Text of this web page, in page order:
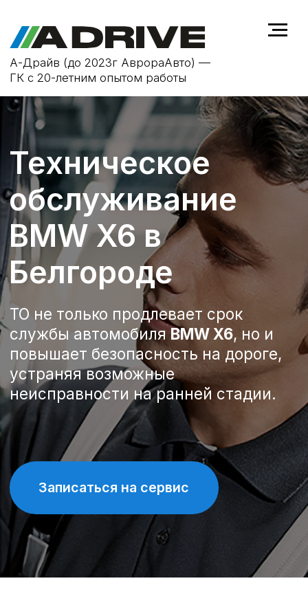
А-Драйв (до 2023г АврораАвто) —
Техническое
обслуживание
BMW X6 в
Белгороде
ТО не только продлевает срок
службы автомобиля BMW X6, но и
повышает безопасность на дороге,
устраняя возможные
неисправности на ранней стадии.
Записаться на сервис
Спецпредложения на
техническое обслуживание
BMW X6